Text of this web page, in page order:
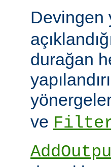
Devingen
durağan
ve